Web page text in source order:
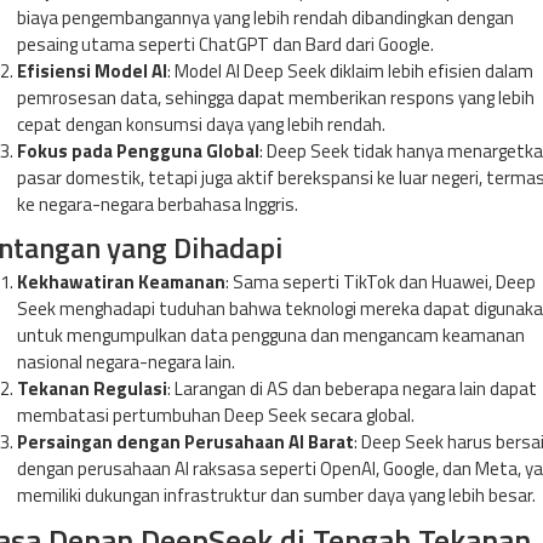
biaya pengembangannya yang lebih rendah dibandingkan dengan
pesaing utama seperti ChatGPT dan Bard dari Google.
Efisiensi Model AI: Model AI Deep Seek diklaim lebih efisien dalam
pemrosesan data, sehingga dapat memberikan respons yang lebih
cepat dengan konsumsi daya yang lebih rendah.
Fokus pada Pengguna Global: Deep Seek tidak hanya
pasar domestik, tetapi juga aktif berekspansi ke luar negeri,
ke negara-negara berbahasa Inggris.
yang Dihadapi
Kekhawatiran Keamanan: Sama seperti TikTok dan Huawei, Deep
Seek menghadapi tuduhan bahwa teknologi mereka dapat
untuk mengumpulkan data pengguna dan mengancam keamanan
nasional negara-negara lain.
Tekanan Regulasi: Larangan di AS dan beberapa negara lain dapat
membatasi pertumbuhan Deep Seek secara global.
Persaingan dengan Perusahaan AI Barat: Deep Seek harus
dengan perusahaan AI raksasa seperti OpenAI, Google, dan Meta,
memiliki dukungan infrastruktur dan sumber daya yang lebih besar.